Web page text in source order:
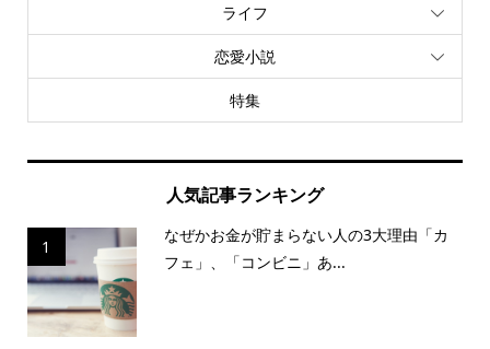
ライフ
恋愛小説
特集
人気記事ランキング
1
なぜかお金が貯まらない人の3大理由「カ
フェ」、「コンビニ」あ...